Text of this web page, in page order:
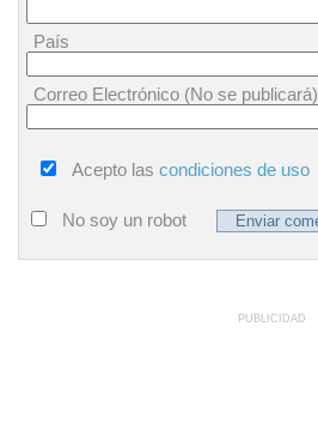
País
Correo Electrónico (No se publicará)
Acepto las condiciones de uso
No soy un robot
PUBLICIDAD